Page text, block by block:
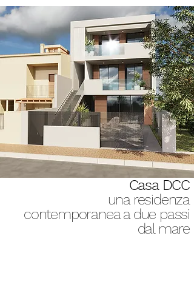
Casa DCC
una residenza
contemporanea a due passi
dal mare